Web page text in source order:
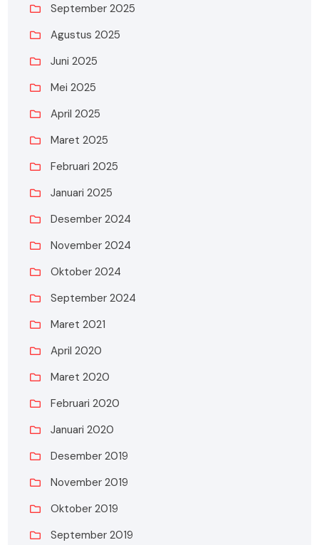
September 2025
Agustus 2025
Juni 2025
Mei 2025
April 2025
Maret 2025
Februari 2025
Januari 2025
Desember 2024
November 2024
Oktober 2024
September 2024
Maret 2021
April 2020
Maret 2020
Februari 2020
Januari 2020
Desember 2019
November 2019
Oktober 2019
September 2019